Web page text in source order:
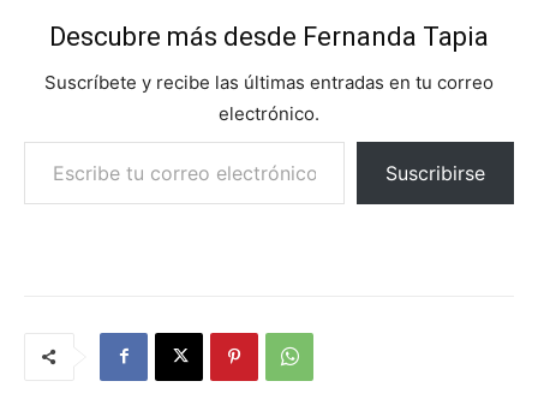
Descubre más desde Fernanda Tapia
Suscríbete y recibe las últimas entradas en tu correo
electrónico.
Escribe tu correo electrónico…
Suscribirse